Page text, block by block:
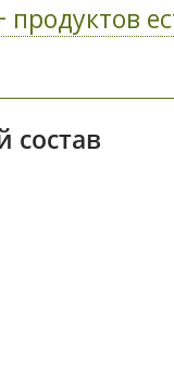
состав